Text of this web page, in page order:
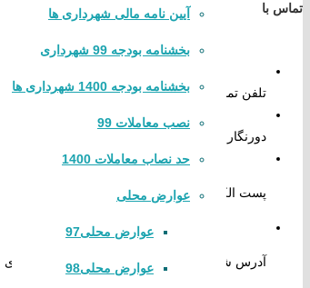
آیین نامه مالی شهرداری ها
بخشنامه بودجه 99 شهرداری
بخشنامه بودجه 1400 شهرداری ها
نصب معاملات 99
حد نصاب معاملات 1400
عوارض محلی
عوارض محلی97
عوارض محلی98
تماس با
تلفن تماس ۰۸۴۳۳۸۵۲۰۱۳
دورنگار
پست الکترونیک:
info@arkavaz.ir
آدرس شهرداری:ارکواز ملکشاهی،میدان شهرداری